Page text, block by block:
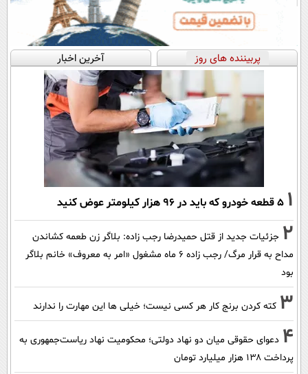
پربیننده های روز آخرین اخبار
1 ۵ قطعه خودرو که باید در ۹۶ هزار کیلومتر عوض کنید
2 جزئیات جدید از قتل حمیدرضا رجب زاده: بلاگر زن طعمه کشاندن
مداح به قرار مرگ/ رجب زاده 6 ماه مشغول «امر به معروف» خانم بلاگر
بود
3 کته کردن برنج کار هر کسی نیست؛ خیلی ها این مهارت را ندارند
4 دعوای حقوقی میان دو نهاد دولتی؛ محکومیت نهاد ریاست‌جمهوری به
پرداخت ۱۳۸ هزار میلیارد تومان